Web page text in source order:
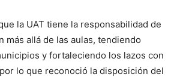
la UAT tiene la responsabilidad de
más allá de las aulas, tendiendo
y fortaleciendo los lazos con
lo que reconoció la disposición del